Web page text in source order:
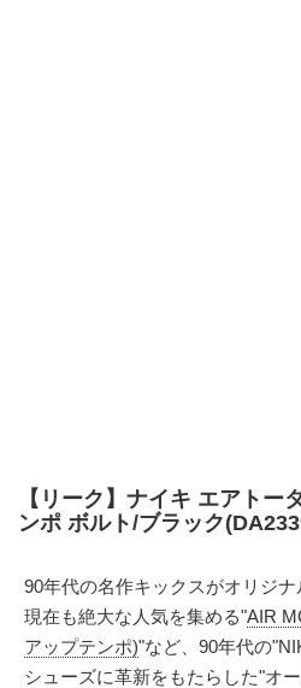
【リーク】ナイキ エアトー
ンポ ボルト/ブラック
90年代の名作キックスがオリジナ
現在も絶大な人気を集める"AIR
アップテンポ)"など、90年代の
シューズに革新をもたらした"オ